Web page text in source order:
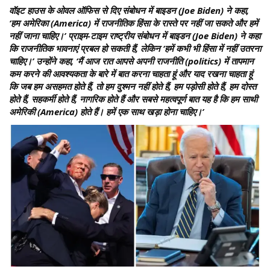
वॉइट हाउस के ओवल ऑफिस से दिए संबोधन में बाइडन (Joe Biden) ने कहा,
‘हम अमेरिका (America) में राजनीतिक हिंसा के रास्ते पर नहीं जा सकते और हमें
नहीं जाना चाहिए।’ प्राइम-टाइम राष्ट्रीय संबोधन में बाइडन (Joe Biden) ने कहा
कि राजनीतिक भावनाएं प्रबल हो सकती हैं, लेकिन ‘हमें कभी भी हिंसा में नहीं उतरना
चाहिए।’ उन्होंने कहा, ‘मैं आज रात आपसे अपनी राजनीति (politics) में तापमान
कम करने की आवश्यकता के बारे में बात करना चाहता हूं और याद रखना चाहता हूं
कि जब हम असहमत होते हैं, तो हम दुश्मन नहीं होते हैं, हम पड़ोसी होते हैं, हम दोस्त
होते हैं, सहकर्मी होते हैं, नागरिक होते हैं और सबसे महत्वपूर्ण बात यह है कि हम साथी
अमेरिकी (America) होते हैं। हमें एक साथ खड़ा होना चाहिए।’